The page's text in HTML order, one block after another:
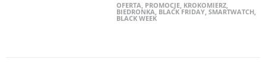
OFERTA, PROMOCJE, KROKOMIERZ,
BIEDRONKA, BLACK FRIDAY,SMARTWATCH,
BLACK WEEK